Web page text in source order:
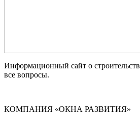
Информационный сайт о
все вопросы.
КОМПАНИЯ «ОКНА РАЗВИТИЯ»